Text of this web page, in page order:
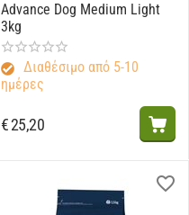
Advance Dog Medium Light
3kg
Διαθέσιμο από 5-10
ημέρες
€25,20